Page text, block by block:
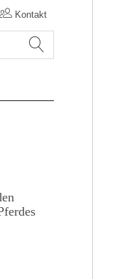
Kontakt